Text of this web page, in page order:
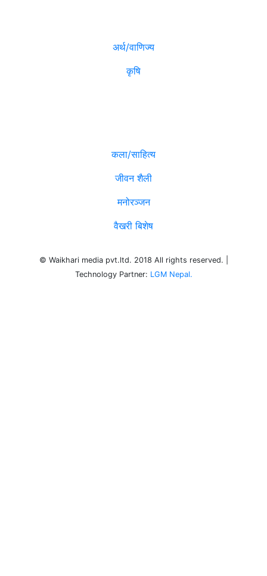
अर्थ/वाणिज्य
कृषि
कला/साहित्य
जीवन शैली
मनोरञ्जन
वैखरी बिशेष
© Waikhari media pvt.ltd. 2018 All rights reserved. |
Technology Partner: LGM Nepal.